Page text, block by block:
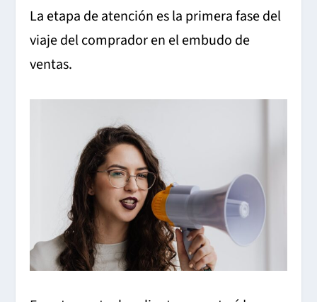
La etapa de atención es la primera fase del
viaje del comprador en el embudo de
ventas.